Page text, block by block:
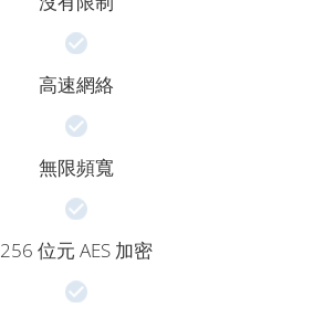
高速網絡
無限頻寬
256 位元 AES 加密